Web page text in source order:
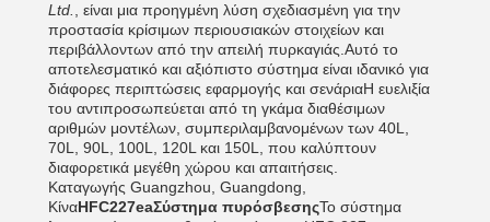
Ltd.
, είναι μια προηγμένη λύση σχεδιασμένη για την
προστασία κρίσιμων περιουσιακών στοιχείων και
περιβάλλοντων από την απειλή πυρκαγιάς.Αυτό το
αποτελεσματικό και αξιόπιστο σύστημα είναι ιδανικό για
διάφορες περιπτώσεις εφαρμογής και σενάριαΗ ευελιξία
του αντιπροσωπεύεται από τη γκάμα διαθέσιμων
αριθμών μοντέλων, συμπεριλαμβανομένων των 40L,
70L, 90L, 100L, 120L και 150L, που καλύπτουν
διαφορετικά μεγέθη χώρου και απαιτήσεις.
Καταγωγής Guangzhou, Guangdong,
ΚίναHFC227eaΣύστημα πυρόσβεσηςΤο σύστημα